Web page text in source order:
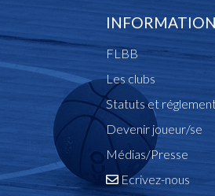
FLBB
Les clubs
Statuts et
Devenir joueur/se
Médias/Presse
Ecrivez-nous